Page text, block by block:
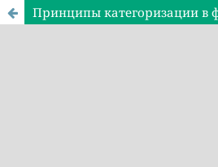
Принципы категоризации в